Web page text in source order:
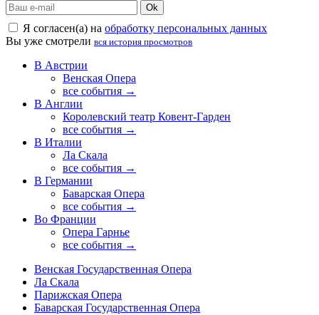
Ok
Я согласен(а) на обработку персональных данных
Вы уже смотрели вся история просмотров
В Австрии
Венская Опера
все события →
В Англии
Королевский театр Ковент-Гарден
все события →
В Италии
Ла Скала
все события →
В Германии
Баварская Опера
все события →
Во Франции
Опера Гарнье
все события →
Венская Государственная Опера
Ла Скала
Парижская Опера
Баварская Государственная Опера